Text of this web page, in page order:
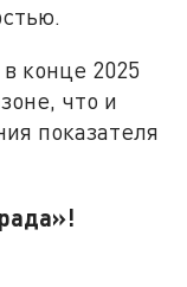
конце 2025
что и
показателя